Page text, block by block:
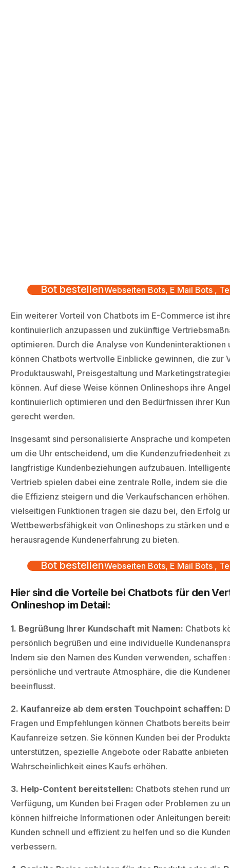
Bot bestellenWebseiten Bots, E Mail Bots ,
Ein weiterer Vorteil von Chatbots im E-Commerce ist
kontinuierlich anzupassen und zukünftige
optimieren. Durch die Analyse von
können Chatbots wertvolle Einblicke gewinnen, die zur
Produktauswahl, Preisgestaltung und
können. Auf diese Weise können Onlineshops ihre
kontinuierlich optimieren und den Bedürfnissen ihrer
gerecht werden.
Insgesamt sind personalisierte Ansprache und
um die Uhr entscheidend, um die Kundenzufriedenheit
langfristige Kundenbeziehungen aufzubauen.
Vertrieb spielen dabei eine zentrale Rolle, indem sie die
die Effizienz steigern und die Verkaufschancen
vielseitigen Funktionen tragen sie dazu bei, den Erfolg
Wettbewerbsfähigkeit von Onlineshops zu stärken und
herausragende Kundenerfahrung zu bieten.
Bot bestellenWebseiten Bots, E Mail Bots ,
Hier sind die Vorteile bei Chatbots für den
Onlineshop im Detail:
1. Begrüßung Ihrer Kundschaft mit Namen: Chatbots
persönlich begrüßen und eine individuelle
Indem sie den Namen des Kunden verwenden, schaffen
persönliche und vertraute Atmosphäre, die die
beeinflusst.
2. Kaufanreize ab dem ersten Touchpoint schaffen:
Fragen und Empfehlungen können Chatbots bereits
Kaufanreize setzen. Sie können Kunden bei der
unterstützen, spezielle Angebote oder Rabatte
Wahrscheinlichkeit eines Kaufs erhöhen.
3. Help-Content bereitstellen: Chatbots stehen rund
Verfügung, um Kunden bei Fragen oder Problemen zu
können hilfreiche Informationen oder Anleitungen
Kunden schnell und effizient zu helfen und so die
verbessern.